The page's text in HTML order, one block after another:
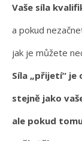
Vaše síla
a pokud
jak je můžete
Síla „přijetí“ je
stejně jako
ale pokud